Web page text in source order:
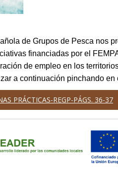
de Grupos de Pesca nos
financiadas por el
de empleo en los
a continuación pinchando en
PRÁCTICAS-REGP-PÁGS. 36-37